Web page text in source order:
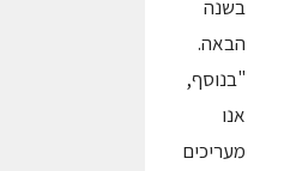
בשנה
הבאה.
"בנוסף,
אנו
מעריכים